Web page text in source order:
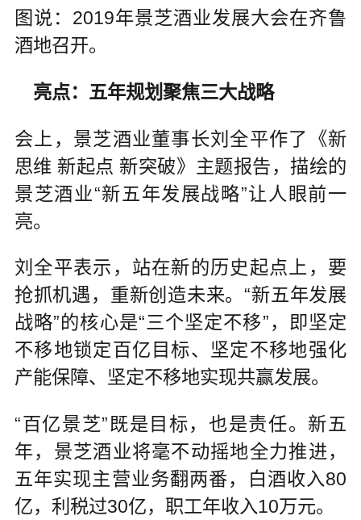
图说：2019年景芝酒业发展大会在齐鲁
酒地召开。
亮点：五年规划聚焦三大战略
会上，景芝酒业董事长刘全平作了《新
思维 新起点 新突破》主题报告，描绘的
景芝酒业“新五年发展战略”让人眼前一
亮。
刘全平表示，站在新的历史起点上，要
抢抓机遇，重新创造未来。“新五年发展
战略”的核心是“三个坚定不移”，即坚定
不移地锁定百亿目标、坚定不移地强化
产能保障、坚定不移地实现共赢发展。
“百亿景芝”既是目标，也是责任。新五
年，景芝酒业将毫不动摇地全力推进，
五年实现主营业务翻两番，白酒收入80
亿，利税过30亿，职工年收入10万元。